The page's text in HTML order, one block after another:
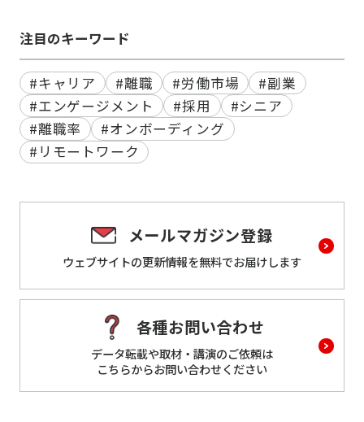
注目のキーワード
#キャリア #離職 #労働市場
#副業
#エンゲージメント
#採用
#シニア
#離職率
#オンボーディング
#リモートワーク
メールマガジン登録
ウェブサイトの更新情報を無料でお届けします
各種お問い合わせ
データ転載や取材・講演のご依頼は
こちらからお問い合わせください